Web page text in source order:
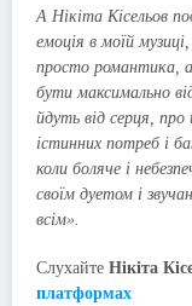
А Нікіта Кісельов
емоція в моїй
просто романтика,
бути максимально
йдуть від серця, про
істинних потреб і
коли боляче і
своїм дуетом і
всім».
Слухайте Нікіта
платформах